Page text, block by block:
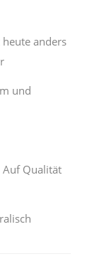
anders
und
Qualität